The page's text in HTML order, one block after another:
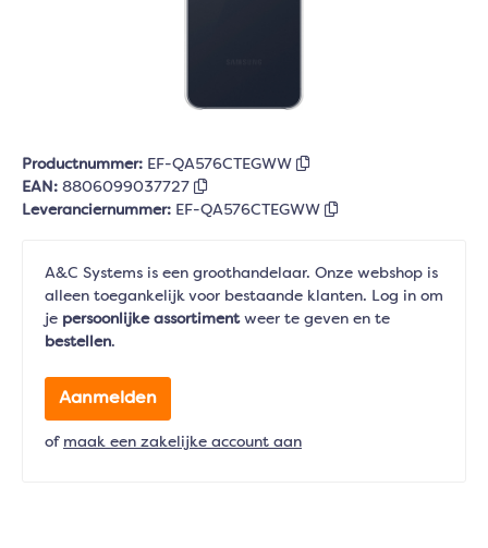
Productnummer: EF-QA576CTEGWW
EAN: 8806099037727
Leveranciernummer: EF-QA576CTEGWW
A&C Systems is een groothandelaar. Onze webshop is
alleen toegankelijk voor bestaande klanten. Log in om
je persoonlijke assortimentweer te geven en te
bestellen.
Aanmelden
of maak een zakelijke account aan